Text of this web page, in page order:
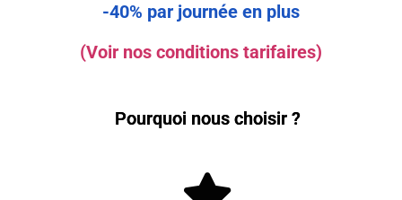
-40% par journée en plus
(Voir nos conditions tarifaires)
Pourquoi nous choisir ?